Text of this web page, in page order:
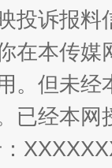
规模
投诉报
在本传
。但未
已经本